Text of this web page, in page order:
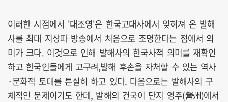
이러한 시점에서 '대조영'은 한국고대사에서 잊혀져 온 발해
사를 최대 지상파 방송에서 처음으로 조명한다는 점에서 의
미가 크다. 이것으로 인해 발해사의 한국사적 의미를 재확인
하고 한국인들에게 고구려,발해 후손을 자처할 수 있는 역사
·문화적 토대를 튼실히 하고 있다. 다음으로는 발해사의 구
체적인 문제이기도 한데, 발해의 건국이 단지 영주(營州)에서